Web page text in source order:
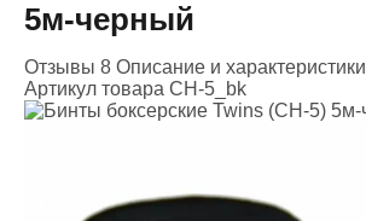
5м-черный
Отзывы 8 Описание и характеристики
Артикул товара CH-5_bk